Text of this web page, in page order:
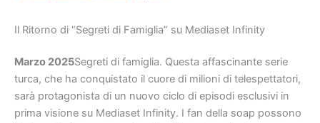
Il Ritorno di “Segreti di Famiglia” su Mediaset Infinity
Marzo 2025Segreti di famiglia. Questa affascinante serie
turca, che ha conquistato il cuore di milioni di telespettatori,
sarà protagonista di un nuovo ciclo di episodi esclusivi in
prima visione su Mediaset Infinity. I fan della soap possono